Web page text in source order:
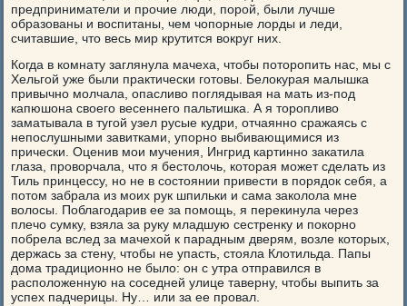
предприниматели и прочие люди, порой, были лучше
образованы и воспитаны, чем чопорные лорды и леди,
считавшие, что весь мир крутится вокруг них.
Когда в комнату заглянула мачеха, чтобы поторопить нас, мы с
Хельгой уже были практически готовы. Белокурая малышка
привычно молчала, опасливо поглядывая на мать из-под
капюшона своего весеннего пальтишка. А я торопливо
заматывала в тугой узел русые кудри, отчаянно сражаясь с
непослушными завитками, упорно выбивающимися из
прически. Оценив мои мучения, Ингрид картинно закатила
глаза, проворчала, что я бестолочь, которая может сделать из
Тиль принцессу, но не в состоянии привести в порядок себя, а
потом забрала из моих рук шпильки и сама заколола мне
волосы. Поблагодарив ее за помощь, я перекинула через
плечо сумку, взяла за руку младшую сестренку и покорно
побрела вслед за мачехой к парадным дверям, возле которых,
держась за стену, чтобы не упасть, стояла Клотильда. Папы
дома традиционно не было: он с утра отправился в
расположенную на соседней улице таверну, чтобы выпить за
успех падчерицы. Ну… или за ее провал.